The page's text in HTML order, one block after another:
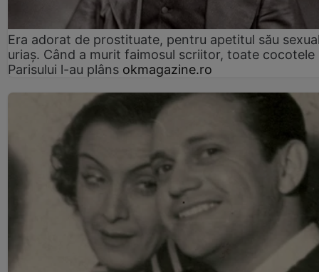
Era adorat de prostituate, pentru apetitul său
uriaș. Când a murit faimosul scriitor, toate cocotele
Parisului l-au plâns okmagazine.ro